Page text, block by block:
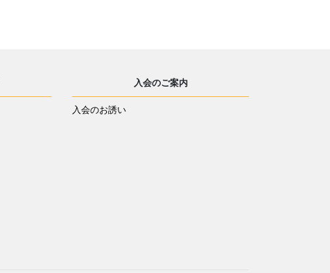
入会のご案内
入会のお誘い